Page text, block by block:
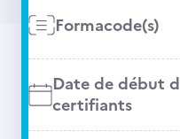
Formacode(s)
Date de début
certifiants